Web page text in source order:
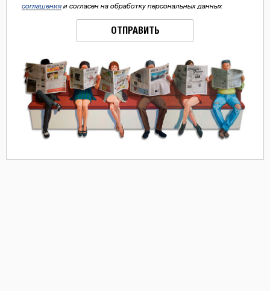
соглашения и согласен на обработку персональных данных
ОТПРАВИТЬ